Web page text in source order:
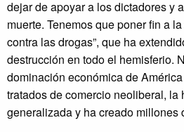
dejar de apoyar a los dictadores y
muerte. Tenemos que poner fin a
contra las drogas”, que ha
destrucción en todo el hemisferio.
dominación económica de
tratados de comercio neoliberal,
generalizada y ha creado millones